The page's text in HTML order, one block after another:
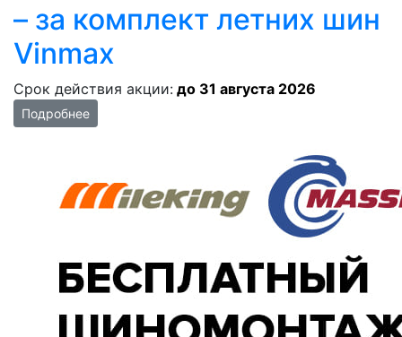
– за комплект летних шин
Vinmax
Срок действия акции: до 31 августа 2026
Подробнее